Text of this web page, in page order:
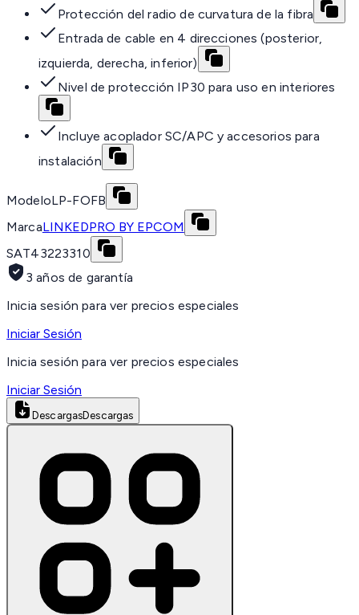
Protección del radio de curvatura de la fibra
Entrada de cable en 4 direcciones (posterior,
izquierda, derecha, inferior)
Nivel de protección IP30 para uso en interiores
Incluye acoplador SC/APC y accesorios para
instalación
ModeloLP-FOFB
MarcaLINKEDPRO BY EPCOM
SAT43223310
3 años de garantía
Inicia sesión para ver precios especiales
Iniciar Sesión
Inicia sesión para ver precios especiales
Iniciar Sesión
DescargasDescargas